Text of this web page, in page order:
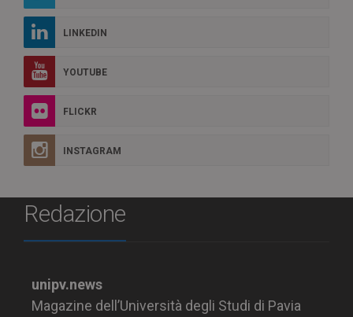
LINKEDIN
YOUTUBE
FLICKR
INSTAGRAM
Redazione
unipv.news
Magazine dell’Università degli Studi di Pavia